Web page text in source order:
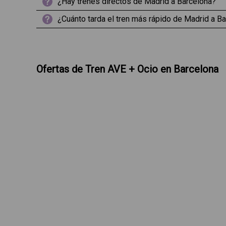
¿Cuánto tarda el tren más rápido de Madrid a
Ofertas de Tren AVE + Ocio en Barcelona